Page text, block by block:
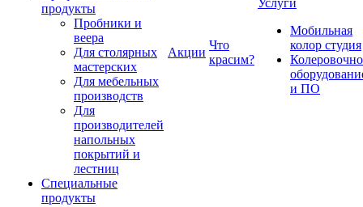
продукты
Пробники и
веера
Для столярных
мастерских
Для мебельных
производств
Для
производителей
напольных
покрытий и
лестниц
Специальные
продукты
Акции
Что
красим?
Услуги
Мобильная
колор студия
и ПО